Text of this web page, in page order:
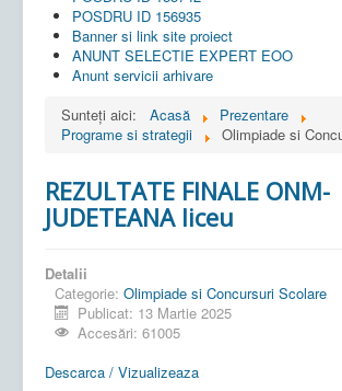
POSDRU ID 156935
Banner si link site proiect
ANUNT SELECTIE EXPERT EOO
Anunt servicii arhivare
Sunteți aici:
Acasă
Prezentare
Programe si strategii
Olimpiade si
REZULTATE FINALE ONM-
JUDETEANA liceu
Detalii
Categorie: Olimpiade si Concursuri Scolare
Publicat: 13 Martie 2025
Accesări: 61005
Descarca / Vizualizeaza